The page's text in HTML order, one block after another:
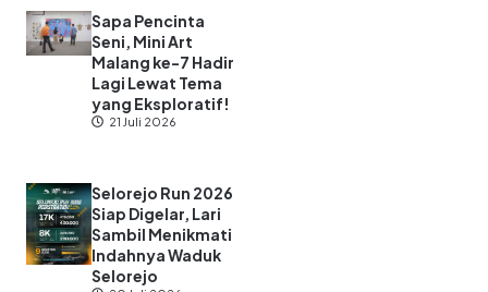
Sapa Pencinta
Seni, Mini Art
Malang ke-7 Hadir
Lagi Lewat Tema
yang Eksploratif!
21 Juli 2026
Selorejo Run 2026
Siap Digelar, Lari
Sambil Menikmati
Indahnya Waduk
Selorejo